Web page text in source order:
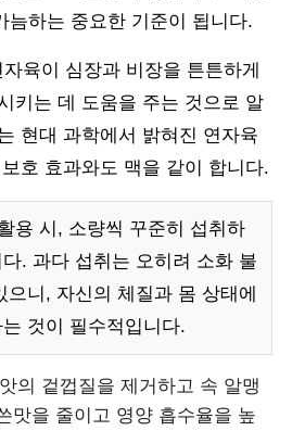
늠하는 중요한 기준이 됩니다.
육이 심장과 비장을 튼튼하게
키는 데 도움을 주는 것으로 알
현대 과학에서 밝혀진 연자육
호 효과와도 맥을 같이 합니다.
용 시, 소량씩 꾸준히 섭취하
. 과다 섭취는 오히려 소화 불
으니, 자신의 체질과 몸 상태에
것이 필수적입니다.
의 겉껍질을 제거하고 속 알맹
맛을 줄이고 영양 흡수율을 높